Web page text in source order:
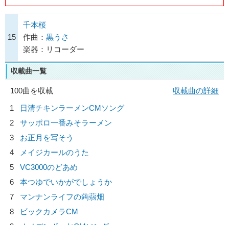
15
千本桜
作曲： 黒うさ
楽器：リコーダー
収載曲一覧
100曲を収載
収載曲の詳細
1
日清チキンラーメンCMソング
2
サッポロ一番みそラーメン
3
お正月を写そう
4
メイジカールのうた
5
VC3000のどあめ
6
本つゆでいかがでしょうか
7
マンナンライフの蒟蒻畑
8
ビックカメラCM